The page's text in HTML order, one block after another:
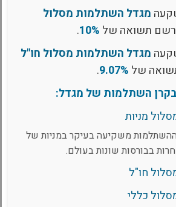
מגדל השתלמות מסלול
תשואה של 10%
.
מגדל השתלמות מסלול חו"ל
של 9.07%
.
השתלמות של מגדל:
מניות
ההשתלמות משקיעה בעיקר במניות של
בבורסות שונות בעולם.
חו"ל
כללי